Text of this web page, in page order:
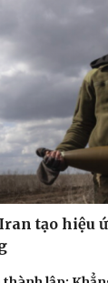
tạo hiệu